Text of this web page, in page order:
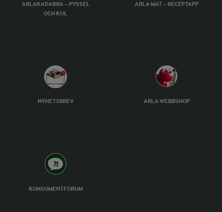
ARLAKADABRA – PYSSEL
OCH KUL
ARLA MAT – RECEPTAPP
NYHETSBREV ARLA WEBBSHOP
KONSUMENTFORUM